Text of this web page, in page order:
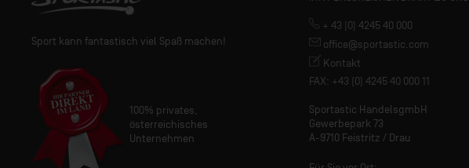
Sport kann fantastisch viel Spaß machen!
100% privates,
österreichisches
Unternehmen
+ 43 (0) 4245 40 000
office@sportastic.com
Kontakt
FAX: +43 (0) 4245 40 000 11
Sportastic HandelsgmbH
Gewerbepark 73
A-9710 Feistritz / Drau